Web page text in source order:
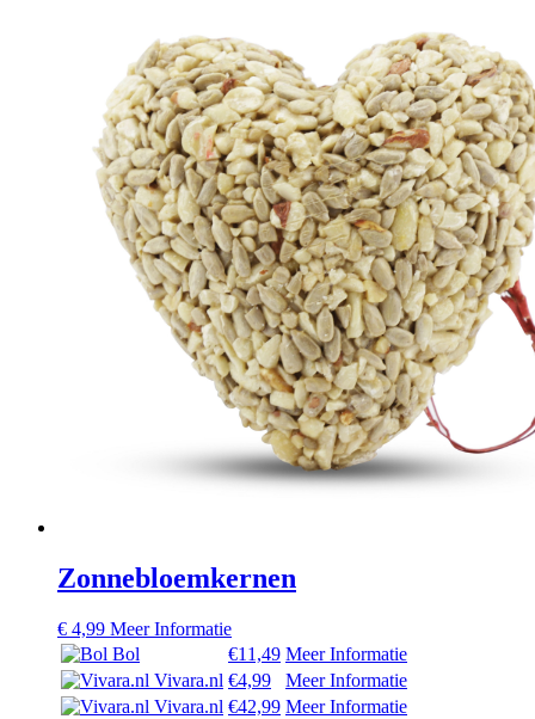
Zonnebloemkernen
€ 4,99 Meer Informatie
Bol
€11,49 Meer Informatie
Vivara.nl €4,99
Meer Informatie
Vivara.nl €42,99 Meer Informatie